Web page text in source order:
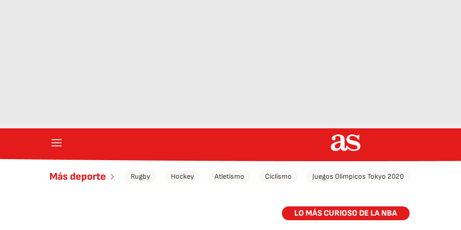
Más deporte Rugby Hockey Atletismo Ciclismo Juegos Olímpicos Tokyo 2020
LO MÁS CURIOSO DE LA NBA